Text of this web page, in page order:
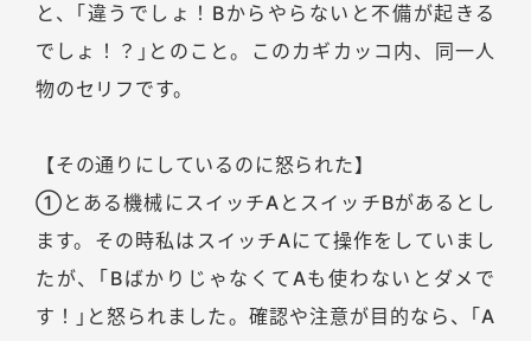
と、｢違うでしょ！Bからやらないと不備が起きる
でしょ！？｣とのこと。このカギカッコ内、同一人
物のセリフです。
【その通りにしているのに怒られた】
①とある機械にスイッチAとスイッチBがあるとし
ます。その時私はスイッチAにて操作をしていまし
たが、｢BばかりじゃなくてAも使わないとダメで
す！｣と怒られました。確認や注意が目的なら、｢A